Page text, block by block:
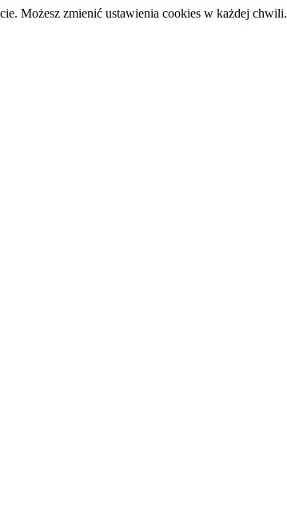
Możesz zmienić ustawienia cookies w każdej chwili.